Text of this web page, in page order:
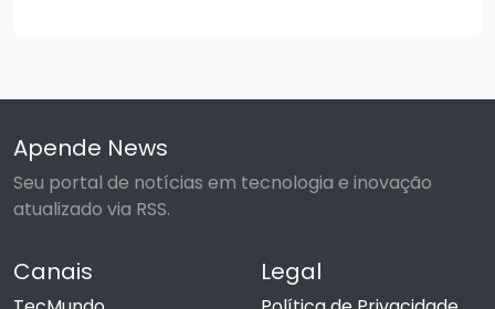
Apende News
Seu portal de notícias em tecnologia e inovação
atualizado via RSS.
Canais Legal